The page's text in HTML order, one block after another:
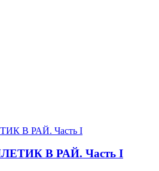
В РАЙ. Часть I